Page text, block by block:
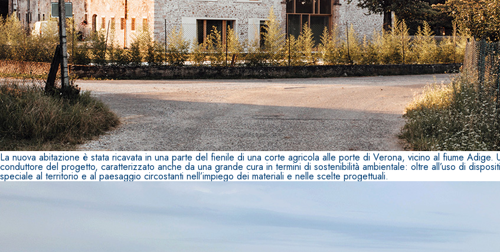
La nuova abitazione è stata ricavata in una parte del fienile di una corte agricola alle porte di Verona, vicino al fiume
conduttore del progetto, caratterizzato anche da una grande cura in termini di sostenibilità ambientale: oltre all’uso di
speciale al territorio e al paesaggio circostanti nell’impiego dei materiali e nelle scelte progettuali.
Sistema INTONACATURA E COSTRUZIONE PRODOTTI A BASE CALCE AEREA
KB 13 EVOLUTION
Intonaco di fondo bianco fibrorinforzato a base di calce aerea, per
interni ed esterni
Sistema GYPSOTECH
GYPSOTECH®
Lastra in